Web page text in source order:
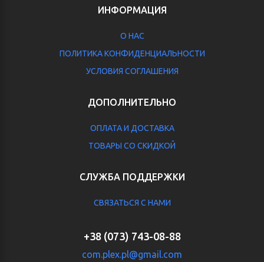
ИНФОРМАЦИЯ
О НАС
ПОЛИТИКА КОНФИДЕНЦИАЛЬНОСТИ
УСЛОВИЯ СОГЛАШЕНИЯ
ДОПОЛНИТЕЛЬНО
ОПЛАТА И ДОСТАВКА
ТОВАРЫ СО СКИДКОЙ
СЛУЖБА ПОДДЕРЖКИ
СВЯЗАТЬСЯ С НАМИ
+38 (073) 743-08-88
com.plex.pl@gmail.com